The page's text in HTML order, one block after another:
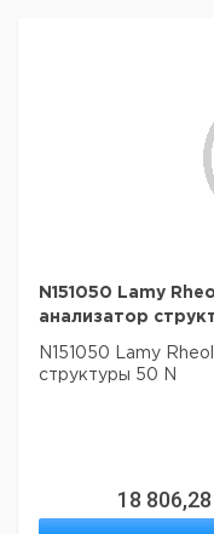
N151050 Lamy
анализатор
N151050 Lamy
структуры 50 N
18 806,28